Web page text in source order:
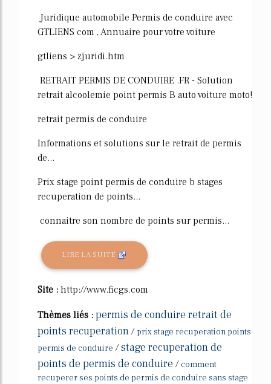
Juridique automobile Permis de conduire avec
GTLIENS com , Annuaire pour votre voiture
gtliens > zjuridi.htm
RETRAIT PERMIS DE CONDUIRE .FR - Solution
retrait alcoolemie point permis B auto voiture moto!
retrait permis de conduire
Informations et solutions sur le retrait de permis
de...
Prix stage point permis de conduire b stages
recuperation de points...
connaitre son nombre de points sur permis...
LIRE LA SUITE
Site : http://www.ficgs.com
Thèmes liés : permis de conduire retrait de
points recuperation / prix stage recuperation points
permis de conduire /stage recuperation de
points de permis de conduire / comment
recuperer ses points de permis de conduire sans stage